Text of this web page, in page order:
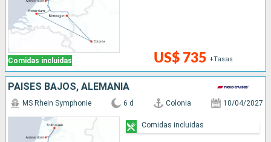
Comidas incluidas US$ 735 +Tasas
PAISES BAJOS, ALEMANIA
MS Rhein Symphonie 6 d Colonia 10/04/2027
Comidas incluidas